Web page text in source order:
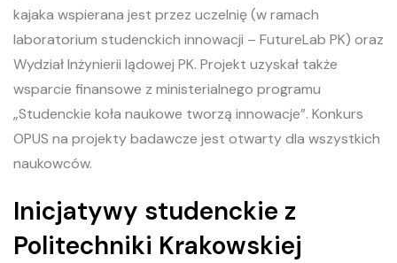
kajaka wspierana jest przez uczelnię (w ramach
laboratorium studenckich innowacji – FutureLab PK) oraz
Wydział Inżynierii lądowej PK. Projekt uzyskał także
wsparcie finansowe z ministerialnego programu
„Studenckie koła naukowe tworzą innowacje”. Konkurs
OPUS na projekty badawcze jest otwarty dla wszystkich
naukowców.
Inicjatywy studenckie z
Politechniki Krakowskiej